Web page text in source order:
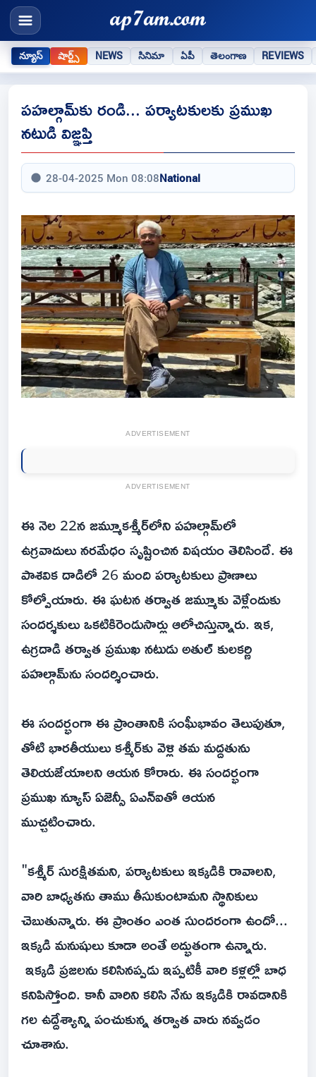
న్యూస్ షార్ట్స్ NEWS సినిమా ఏపీ తెలంగాణ REVIEWS
ప‌హ‌ల్గామ్‌కు రండి... ప‌ర్యాట‌కుల‌కు ప్ర‌ముఖ
న‌టుడి విజ్ఞ‌ప్తి
28-04-2025 Mon 08:08National
ADVERTISEMENT
ADVERTISEMENT
ఈ నెల 22న జ‌మ్మూక‌శ్మీర్‌లోని ప‌హ‌ల్గామ్‌లో
ఉగ్ర‌వాదులు న‌ర‌మేధం సృష్టించిన విష‌యం తెలిసిందే. ఈ
పాశ‌విక దాడిలో 26 మంది ప‌ర్యాట‌కులు ప్రాణాలు
కోల్పోయారు. ఈ ఘ‌ట‌న త‌ర్వాత జ‌మ్మూకు వెళ్లేందుకు
సంద‌ర్శ‌కులు ఒక‌టికిరెండుసార్లు ఆలోచిస్తున్నారు. ఇక‌,
ఉగ్ర‌దాడి త‌ర్వాత ప్ర‌ముఖ న‌టుడు అతుల్ కుల‌క‌ర్ణి
ప‌హ‌ల్గామ్‌ను సంద‌ర్శించారు.
ఈ సంద‌ర్భంగా ఈ ప్రాంతానికి సంఘీభావం తెలుపుతూ,
తోటి భారతీయులు కశ్మీర్‌కు వెళ్లి తమ మద్దతును
తెలియజేయాలని ఆయన కోరారు. ఈ సంద‌ర్భంగా
ప్ర‌ముఖ న్యూస్ ఏజెన్సీ ఏఎన్ఐతో ఆయ‌న
ముచ్చ‌టించారు.
"కశ్మీర్ సుర‌క్షిత‌మ‌ని, ప‌ర్యాట‌కులు ఇక్క‌డికి రావాల‌ని,
వారి బాధ్య‌త‌ను తాము తీసుకుంటామ‌ని స్థానికులు
చెబుతున్నారు. ఈ ప్రాంతం ఎంత సుంద‌రంగా ఉందో...
ఇక్క‌డి మ‌నుషులు కూడా అంతే అద్భుతంగా ఉన్నారు.
ఇక్క‌డి ప్రజల‌ను క‌లిసిన‌ప్ప‌డు ఇప్ప‌టికీ వారి క‌ళ్ల‌ల్లో బాధ
క‌నిపిస్తోంది. కానీ వారిని కలిసి నేను ఇక్కడికి రావడానికి
గల ఉద్దేశ్యాన్ని పంచుకున్న త‌ర్వాత వారు నవ్వ‌డం
చూశాను.